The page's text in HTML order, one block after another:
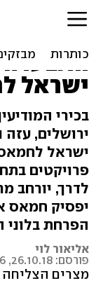
דיווח:
להפסקת
התבערה
ישראל
בכירי
ירושלים,
ישראל
פרויקטים
לדרך, יורחב
יפסיק חמאס
הפרחת
אליאור לוי
פורסם: 26.10.18, 08:16
מצרים הצליחה